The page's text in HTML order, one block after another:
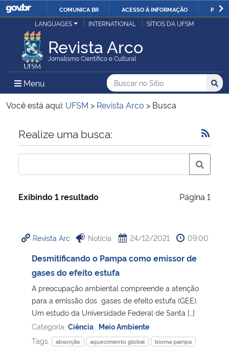
IR
O
COMUNICA BR ACESSO À INFORMAÇÃO
Ministério da Justiça e Segurança Pública
Ministério da Defesa
Ministério das Relações Exteriores
Ministério da Economia
Ministério da Infraestrutura
Ministério da Cidadania
Ministério de Minas e Energia
Ministério do Meio Ambiente
LANGUAGES INTERNATIONAL SÍTIOS DA UFSM
Revista Arco
Jornalismo Científico e Cultural
Menu Menu Principal do Sítio
Busca
Buscar no no Sítio
Busca:
Você está aqui: UFSM > Revista Arco > Busca
Início do conteúdo
Realize uma busca:
Exibindo 1 resultado Página 1
Revista Arc Notícia 24/12/2021 09:00
Desmitificando o Pampa como emissor de
gases do efeito estufa
A preocupação ambiental compreende a atenção
para a emissão dos gases de efeito estufa (GEE).
Um estudo da Universidade Federal de Santa […]
Categoria: Ciência Meio Ambiente
Tags:
absorção aquecimento global
bioma pampa